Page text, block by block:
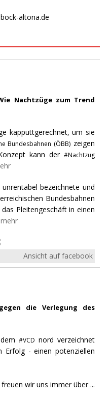
altona.de
Nachtzüge zum Trend
kapputtgerechnet, um sie
Bundesbahnen (ÖBB) zeigen
kann der #Nachtzug
bezeichnete und
Bundesbahnen
Pleitengeschäft in einen
Ansicht auf facebook
die Verlegung des
dem#VCD nord verzeichnet
Erfolg - einen potenziellen
wir uns immer über ...